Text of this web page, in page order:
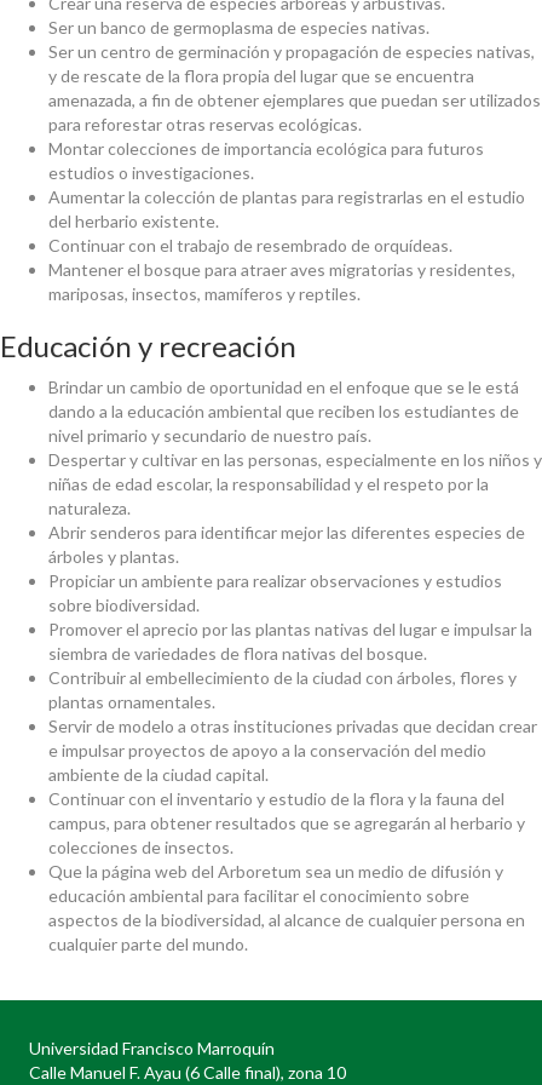
Ser un banco de germoplasma de especies nativas.
Ser un centro de germinación y propagación de especies nativas,
y de rescate de la flora propia del lugar que se encuentra
amenazada, a fin de obtener ejemplares que puedan ser utilizados
para reforestar otras reservas ecológicas.
Montar colecciones de importancia ecológica para futuros
estudios o investigaciones.
Aumentar la colección de plantas para registrarlas en el estudio
del herbario existente.
Continuar con el trabajo de resembrado de orquídeas.
Mantener el bosque para atraer aves migratorias y residentes,
mariposas, insectos, mamíferos y reptiles.
Educación y recreación
Brindar un cambio de oportunidad en el enfoque que se le está
dando a la educación ambiental que reciben los estudiantes de
nivel primario y secundario de nuestro país.
Despertar y cultivar en las personas, especialmente en los niños y
niñas de edad escolar, la responsabilidad y el respeto por la
naturaleza.
Abrir senderos para identificar mejor las diferentes especies de
árboles y plantas.
Propiciar un ambiente para realizar observaciones y estudios
sobre biodiversidad.
Promover el aprecio por las plantas nativas del lugar e impulsar la
siembra de variedades de flora nativas del bosque.
Contribuir al embellecimiento de la ciudad con árboles, flores y
plantas ornamentales.
Servir de modelo a otras instituciones privadas que decidan crear
e impulsar proyectos de apoyo a la conservación del medio
ambiente de la ciudad capital.
Continuar con el inventario y estudio de la flora y la fauna del
campus, para obtener resultados que se agregarán al herbario y
colecciones de insectos.
Que la página web del Arboretum sea un medio de difusión y
educación ambiental para facilitar el conocimiento sobre
aspectos de la biodiversidad, al alcance de cualquier persona en
cualquier parte del mundo.
Universidad Francisco Marroquín
Calle Manuel F. Ayau (6 Calle final), zona 10